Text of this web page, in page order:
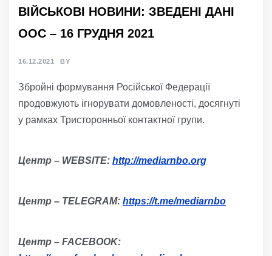
ВІЙСЬКОВІ НОВИНИ: ЗВЕДЕНІ ДАНІ
ООС – 16 ГРУДНЯ 2021
16.12.2021 BY
Збройні формування Російської Федерації
продовжують ігнорувати домовленості, досягнуті
у рамках Тристоронньої контактної групи.
Центр – WEBSITE: http://mediarnbo.org
Центр – TELEGRAM: https://t.me/mediarnbo
Центр – FACEBOOK: